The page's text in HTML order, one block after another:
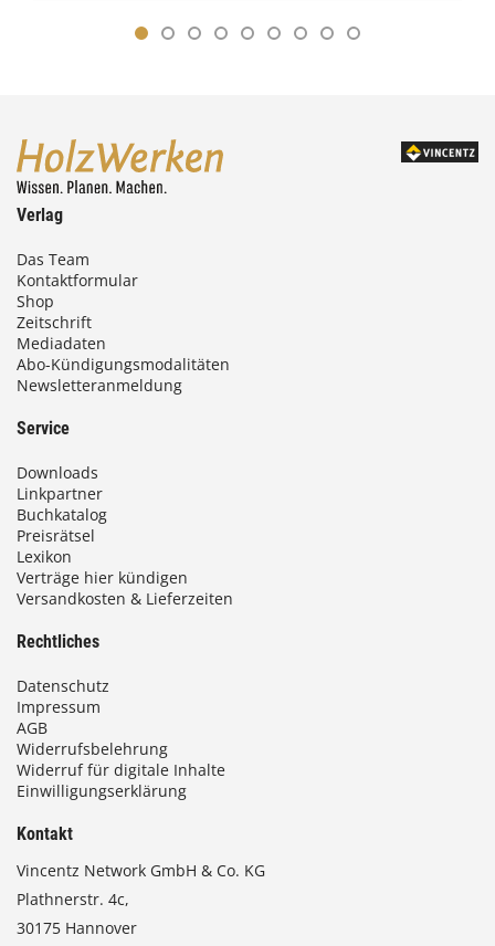
Verlag
Das Team
Kontaktformular
Shop
Zeitschrift
Mediadaten
Abo-Kündigungsmodalitäten
Newsletteranmeldung
Service
Downloads
Linkpartner
Buchkatalog
Preisrätsel
Lexikon
Verträge hier kündigen
Versandkosten & Lieferzeiten
Rechtliches
Datenschutz
Impressum
AGB
Widerrufsbelehrung
Widerruf für digitale Inhalte
Einwilligungserklärung
Kontakt
Vincentz Network GmbH & Co. KG
Plathnerstr. 4c,
30175 Hannover